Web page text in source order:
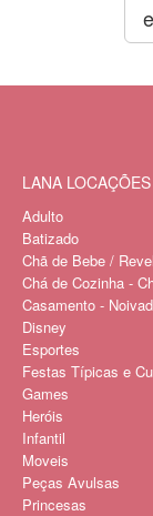
LANA LOCAÇÕES
Adulto
Batizado
Chã de Bebe /
Chá de Cozinha -
Casamento -
Disney
Esportes
Festas Típicas e
Games
Heróis
Infantil
Moveis
Peças Avulsas
Princesas